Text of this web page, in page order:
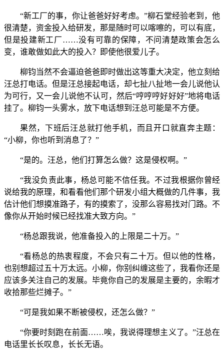
“新工厂的事，你让爸爸好好考虑。”柳石堂经验老到，他
很清楚，资金投入给研发，那是随时可以喀嚓的，可以有底，
但是投建新工厂……没有可靠的保障，不问清楚政策会怎么
变，谁敢做如此大的投入？即使他很爱儿子。
柳钧当然不会逼迫爸爸即时做出这等重大决定，他立刻给
汪总打电话。但是汪总接起电话，却七扯八扯地一会儿说他认
为可行，又一会儿说他不认可，然后“哼哼哼好好好”地将电话
挂了。柳钧一头雾水，放下电话想到汪总可能是不方便。
果然，下班后汪总就打他手机，而且开口就直奔主题：
“小柳，你也听到消息了？”
“是的。汪总，他们打算怎么做？这是侵权啊。”
“我没负责此事，杨总可能不信任我。不过我根据你曾经
说给我的原理，和看看他们那个研发小组大概做的几件事，我
估计他们想摸准路子，有的摸索了，没那么容易找对门路。不
像你从开始时候已经找准大致方向。”
“杨总跟我说，他准备投入的上限是二十万。”
“看杨总的热衷程度，不会只有二十万。但以他的性格，
也别想超过五十万太远。小柳，你别纠缠这些了，我看你还是
应该多关注自己的发展。毕竟你自己的发展是主要的，余暇才
收拾那些烂摊子。”
“可是我如果不断被侵权，还怎么做？”
“你要时刻跑在前面……唉，我说得理想主义了。”汪总在
电话里长长叹息，长长无语。